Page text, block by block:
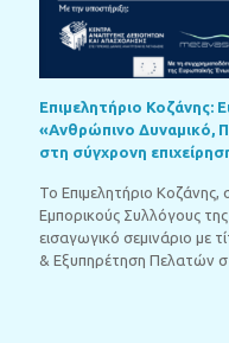
Επιμελητήριο Κοζάνης:
«Ανθρώπινο Δυναμικό,
στη σύγχρονη
Το Επιμελητήριο
Εμπορικούς Συλλόγους
εισαγωγικό σεμινάριο με
& Εξυπηρέτηση Πελατών